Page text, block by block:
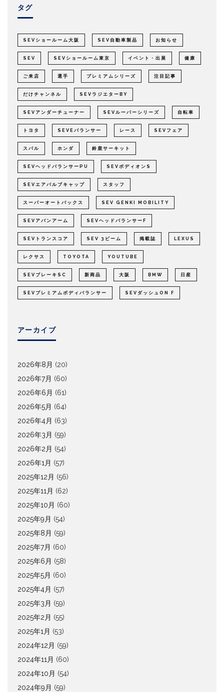
タグ
SEVショールーム大阪 SEV自動車製品 お知らせ
SEV SEVショールーム東京 イベント・出展 健康
ご来店 選手 プレミアムシリーズ 注目記事
だけチャンネル SEVラジエターBY
SEVアンダーチューナー SEVルーパーシリーズ 自転車
トヨタ SEVEバランサー レース SEVフェア
スバル ホンダ 鈴鹿サーキット
SEVヘッドバランサーPU SEVボディオンS
SEVエアバルブキャップ スタッフ
スーパーオートバックス SEV GENKI MOBILITY
SEVアバンアーム SEVヘッドバランサーF
SEVトランスコア SEV 3ビーム 掲載誌 LEXUS
レクサス TOYOTA YOUTUBE
SEVブレーキSC 新商品 大阪 BMW 日産
SEVプレミアムボディバランサー SEVダッシュON F
アーカイブ
2026年8月 (20)
2026年7月 (60)
2026年6月 (61)
2026年5月 (64)
2026年4月 (63)
2026年3月 (59)
2026年2月 (54)
2026年1月 (57)
2025年12月 (56)
2025年11月 (62)
2025年10月 (60)
2025年9月 (54)
2025年8月 (59)
2025年7月 (60)
2025年6月 (58)
2025年5月 (60)
2025年4月 (57)
2025年3月 (59)
2025年2月 (55)
2025年1月 (53)
2024年12月 (59)
2024年11月 (60)
2024年10月 (54)
2024年9月 (59)